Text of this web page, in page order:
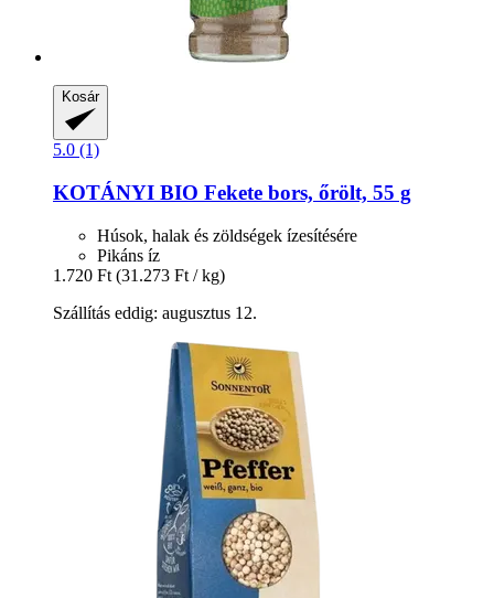
Kosár
5.0 (1)
KOTÁNYI BIO Fekete bors, őrölt, 55 g
Húsok, halak és zöldségek ízesítésére
Pikáns íz
1.720 Ft (31.273 Ft / kg)
Szállítás eddig: augusztus 12.